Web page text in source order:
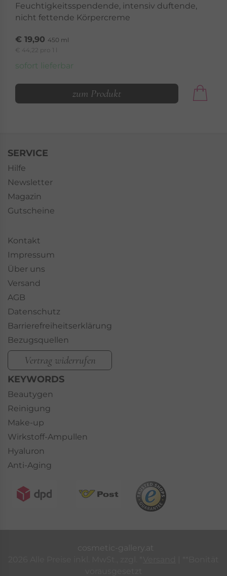
Feuchtigkeitsspendende, intensiv duftende,
nicht fettende Körpercreme
€ 19,90 450 ml
€ 44,22 pro 1 l
sofort lieferbar
zum Produkt
SERVICE
Hilfe
Newsletter
Magazin
Gutscheine
Kontakt
Impressum
Über uns
Versand
AGB
Datenschutz
Barrierefreiheitserklärung
Bezugsquellen
Vertrag widerrufen
KEYWORDS
Beautygen
Reinigung
Make-up
Wirkstoff-Ampullen
Hyaluron
Anti-Aging
cosmetic-gallery.at